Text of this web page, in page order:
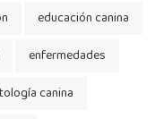
educación canina
enfermedades
canina